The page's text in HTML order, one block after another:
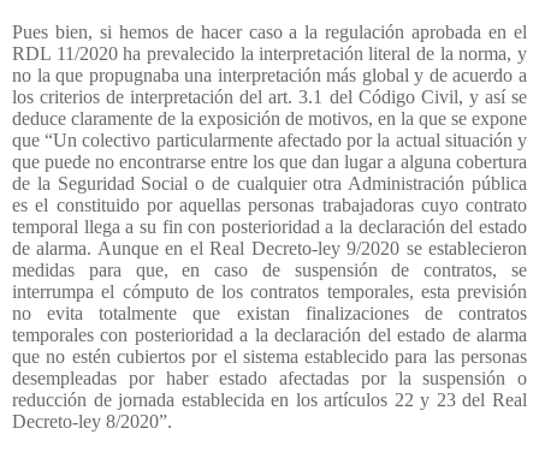
Pues bien, si hemos de hacer caso a la regulación aprobada en el
RDL 11/2020 ha prevalecido la interpretación literal de la norma, y
no la que propugnaba una interpretación más global y de acuerdo a
los criterios de interpretación del art. 3.1 del Código Civil, y así se
deduce claramente de la exposición de motivos, en la que se expone
que “Un colectivo particularmente afectado por la actual situación y
que puede no encontrarse entre los que dan lugar a alguna cobertura
de la Seguridad Social o de cualquier otra Administración pública
es el constituido por aquellas personas trabajadoras cuyo contrato
temporal llega a su fin con posterioridad a la declaración del estado
de alarma. Aunque en el Real Decreto-ley 9/2020 se establecieron
medidas para que, en caso de suspensión de contratos, se
interrumpa el cómputo de los contratos temporales, esta previsión
no evita totalmente que existan finalizaciones de contratos
temporales con posterioridad a la declaración del estado de alarma
que no estén cubiertos por el sistema establecido para las personas
desempleadas por haber estado afectadas por la suspensión o
reducción de jornada establecida en los artículos 22 y 23 del Real
Decreto-ley 8/2020”.